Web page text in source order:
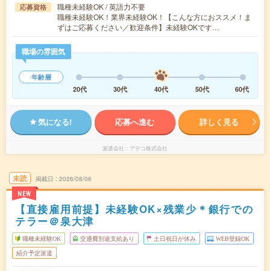
応募資格
職種未経験OK / 英語力不要
職種未経験OK！業界未経験OK！【こんな方におススメ！ま
ずはご応募ください／歓迎条件】未経験OKです…
職場の雰囲気
年齢層
20代
30代 40代 50代 60代
気になる! 応募へ進む 詳しく見る
派遣会社 アデコ株式会社
未読
NEW
掲載日 2026/08/06
【直接雇用前提】未経験OK×残業少＊銀行での
テラー＠泉大津
職種未経験OK 交通費別途支給あり 土日祝日が休み WEB登録OK
紹介予定派遣